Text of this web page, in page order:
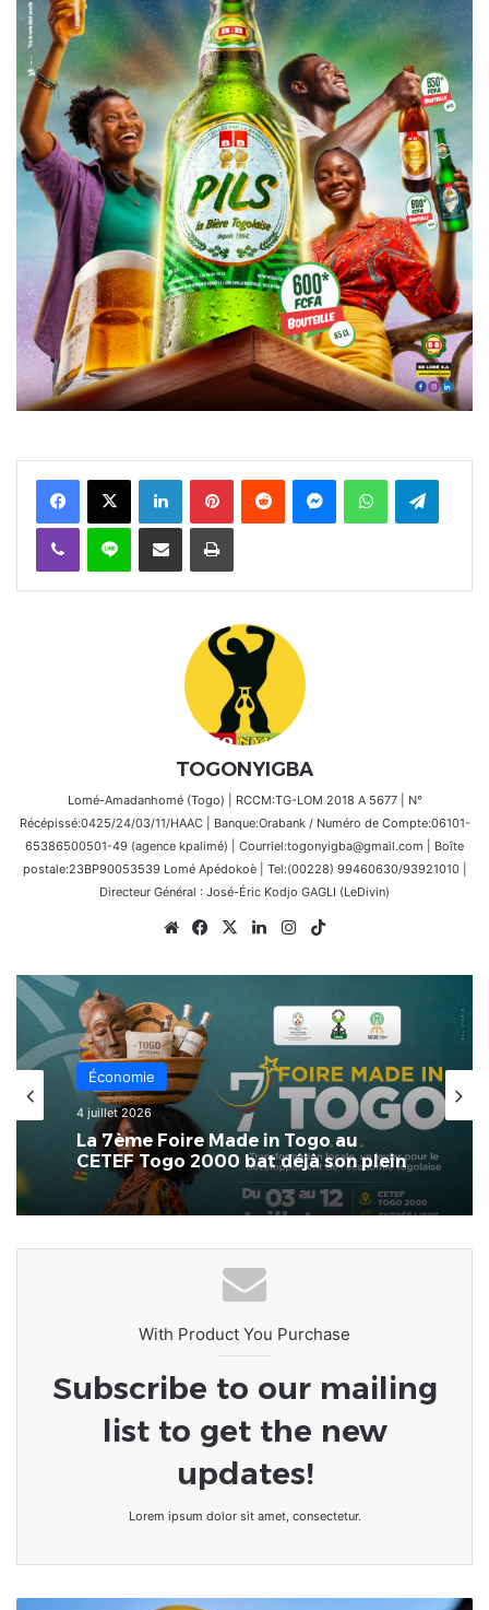
FacebookX Linkedin PinterestReddit MessengerWhatsAppTelegram
Viber Ligne Partager par email Imprimer
TOGONYIGBA
Lomé-Amadanhomé (Togo) | RCCM:TG-LOM 2018 A 5677 | N°
Récépissé:0425/24/03/11/HAAC | Banque:Orabank / Numéro de Compte:06101-
65386500501-49 (agence kpalimé) | Courriel:togonyigba@gmail.com | Boîte
postale:23BP90053539 Lomé Apédokoè | Tel:(00228) 99460630/93921010 |
Directeur Général : José-Éric Kodjo GAGLI (LeDivin)
WebsiteFacebook
X LinkedinInstagram
Économie
4 juillet 2026
La 7ème Foire Made in Togo au
CETEF Togo 2000 bat déjà son plein
With Product You Purchase
Subscribe to our mailing
list to get the new
updates!
Lorem ipsum dolor sit amet, consectetur.